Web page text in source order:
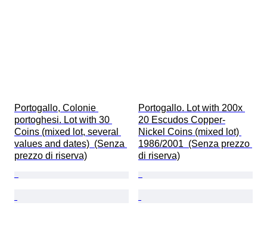
Portogallo, Colonie
portoghesi. Lot with 30
Coins (mixed lot, several
values and dates)  (Senza
prezzo di riserva)
Portogallo. Lot with 200x
20 Escudos Copper-
Nickel Coins (mixed lot)
1986/2001  (Senza prezzo
di riserva)